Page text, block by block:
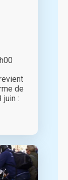
de
juin :